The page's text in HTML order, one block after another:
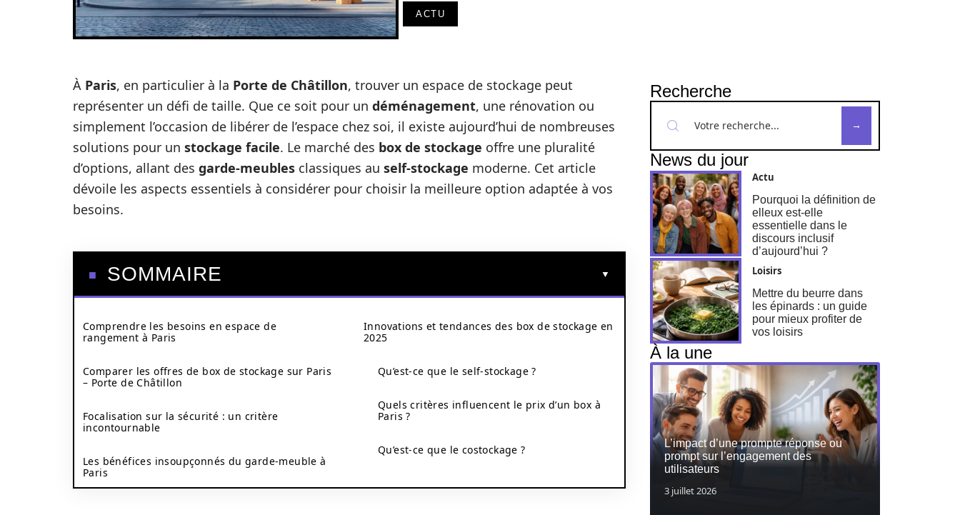
ACTU
À Paris, en particulier à la Porte de Châtillon, trouver un espace de stockage peut
représenter un défi de taille. Que ce soit pour un déménagement, une rénovation ou
simplement l’occasion de libérer de l’espace chez soi, il existe aujourd’hui de nombreuses
solutions pour un stockage facile. Le marché des box de stockage offre une pluralité
d’options, allant des garde-meubles classiques au self-stockage moderne. Cet article
dévoile les aspects essentiels à considérer pour choisir la meilleure option adaptée à vos
besoins.
SOMMAIRE
Comprendre les besoins en espace de
rangement à Paris
Comparer les offres de box de stockage sur Paris
– Porte de Châtillon
Focalisation sur la sécurité : un critère
incontournable
Les bénéfices insoupçonnés du garde-meuble à
Paris
Innovations et tendances des box de stockage en
2025
Qu’est-ce que le self-stockage ?
Quels critères influencent le prix d’un box à
Paris ?
Qu’est-ce que le costockage ?
Recherche
News du jour
Actu
Pourquoi la définition de
elleux est-elle
essentielle dans le
discours inclusif
d’aujourd’hui ?
Loisirs
Mettre du beurre dans
les épinards : un guide
pour mieux profiter de
vos loisirs
À la une
L’impact d’une prompte réponse ou
prompt sur l’engagement des
utilisateurs
3 juillet 2026